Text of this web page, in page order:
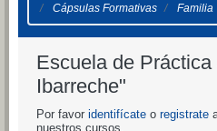
Cápsulas Formativas
Familia
Escuela de
Ibarreche"
Por favor identifícate o registrate
nuestros cursos.